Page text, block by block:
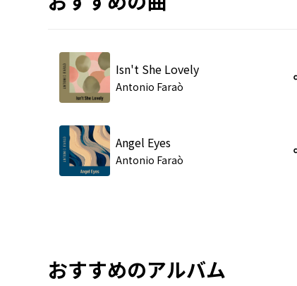
Isn't She Lovely
Antonio Faraò
Angel Eyes
Antonio Faraò
おすすめのアルバム